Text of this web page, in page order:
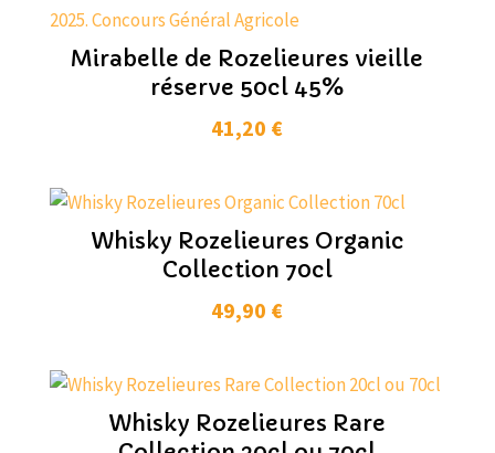
Mirabelle de Rozelieures vieille
réserve 50cl 45%
41,20 €
Whisky Rozelieures Organic
Collection 70cl
49,90 €
Whisky Rozelieures Rare